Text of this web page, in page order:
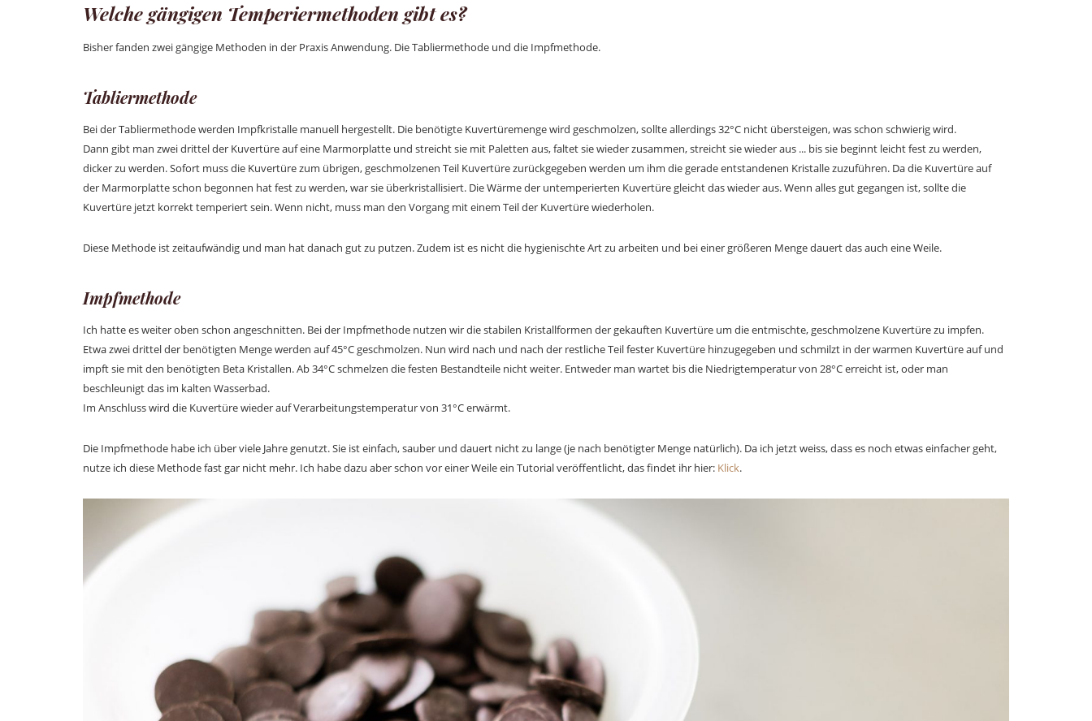
Welche gängigen Temperiermethoden gibt es?
Bisher fanden zwei gängige Methoden in der Praxis Anwendung. Die Tabliermethode und die Impfmethode.
Tabliermethode
Bei der Tabliermethode werden Impfkristalle manuell hergestellt. Die benötigte Kuvertüremenge wird geschmolzen, sollte allerdings 32°C nicht übersteigen, was schon schwierig wird.
Dann gibt man zwei drittel der Kuvertüre auf eine Marmorplatte und streicht sie mit Paletten aus, faltet sie wieder zusammen, streicht sie wieder aus ... bis sie beginnt leicht fest zu werden,
dicker zu werden. Sofort muss die Kuvertüre zum übrigen, geschmolzenen Teil Kuvertüre zurückgegeben werden um ihm die gerade entstandenen Kristalle zuzuführen. Da die Kuvertüre auf
der Marmorplatte schon begonnen hat fest zu werden, war sie überkristallisiert. Die Wärme der untemperierten Kuvertüre gleicht das wieder aus. Wenn alles gut gegangen ist, sollte die
Kuvertüre jetzt korrekt temperiert sein. Wenn nicht, muss man den Vorgang mit einem Teil der Kuvertüre wiederholen.
Diese Methode ist zeitaufwändig und man hat danach gut zu putzen. Zudem ist es nicht die hygienischte Art zu arbeiten und bei einer größeren Menge dauert das auch eine Weile.
Impfmethode
Ich hatte es weiter oben schon angeschnitten. Bei der Impfmethode nutzen wir die stabilen Kristallformen der gekauften Kuvertüre um die entmischte, geschmolzene Kuvertüre zu impfen.
Etwa zwei drittel der benötigten Menge werden auf 45°C geschmolzen. Nun wird nach und nach der restliche Teil fester Kuvertüre hinzugegeben und schmilzt in der warmen Kuvertüre auf und
impft sie mit den benötigten Beta Kristallen. Ab 34°C schmelzen die festen Bestandteile nicht weiter. Entweder man wartet bis die Niedrigtemperatur von 28°C erreicht ist, oder man
beschleunigt das im kalten Wasserbad.
Im Anschluss wird die Kuvertüre wieder auf Verarbeitungstemperatur von 31°C erwärmt.
Die Impfmethode habe ich über viele Jahre genutzt. Sie ist einfach, sauber und dauert nicht zu lange (je nach benötigter Menge natürlich). Da ich jetzt weiss, dass es noch etwas einfacher geht,
nutze ich diese Methode fast gar nicht mehr. Ich habe dazu aber schon vor einer Weile ein Tutorial veröffentlicht, das findet ihr hier: Klick.